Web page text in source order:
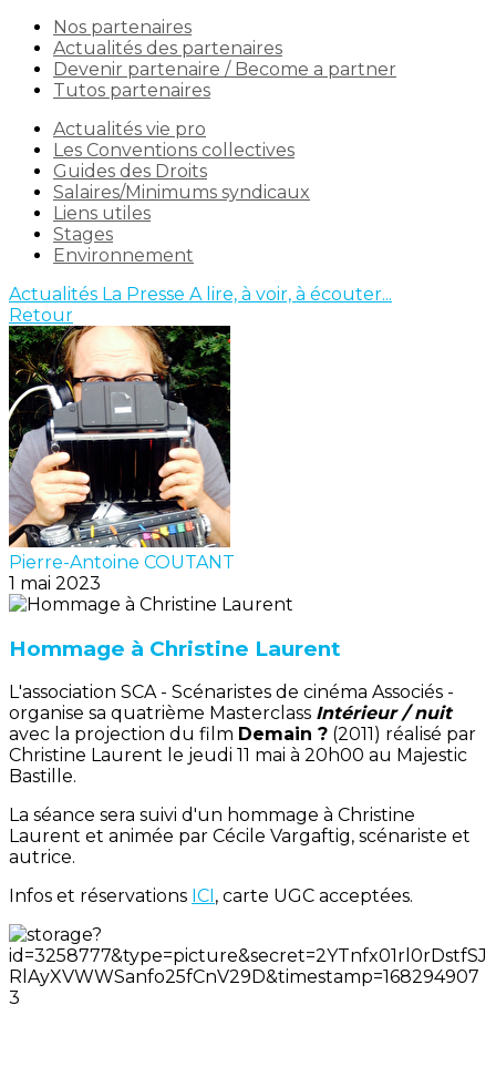
Nos partenaires
Actualités des partenaires
Devenir partenaire / Become a partner
Tutos partenaires
Actualités vie pro
Les Conventions collectives
Guides des Droits
Salaires/Minimums syndicaux
Liens utiles
Stages
Environnement
Actualités La Presse A lire, à voir, à écouter...
Retour
Pierre-Antoine COUTANT
1 mai 2023
Hommage à Christine Laurent
L'association SCA - Scénaristes de cinéma Associés -
organise sa quatrième Masterclass Intérieur / nuit
avec la projection du film Demain ? (2011) réalisé par
Christine Laurent le jeudi 11 mai à 20h00 au Majestic
Bastille.
La séance sera suivi d'un hommage à Christine
Laurent et animée par Cécile Vargaftig, scénariste et
autrice.
Infos et réservations ICI , carte UGC acceptées.